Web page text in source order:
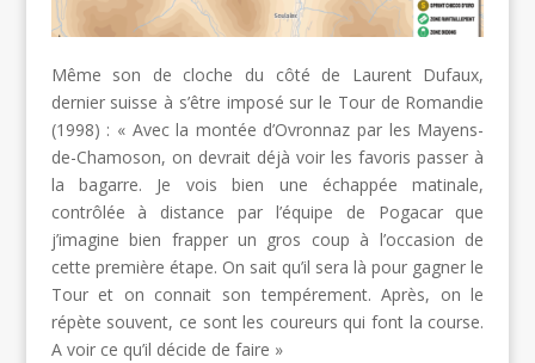
Même son de cloche du côté de Laurent Dufaux,
dernier suisse à s’être imposé sur le Tour de Romandie
(1998) : « Avec la montée d’Ovronnaz par les Mayens-
de-Chamoson, on devrait déjà voir les favoris passer à
la bagarre. Je vois bien une échappée matinale,
contrôlée à distance par l’équipe de Pogacar que
j’imagine bien frapper un gros coup à l’occasion de
cette première étape. On sait qu’il sera là pour gagner le
Tour et on connait son tempérement. Après, on le
répète souvent, ce sont les coureurs qui font la course.
A voir ce qu’il décide de faire »